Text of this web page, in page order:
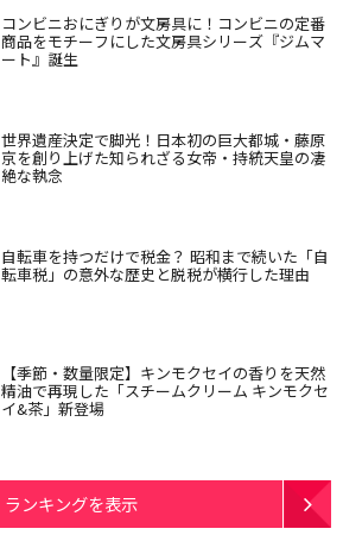
コンビニおにぎりが文房具に！コンビニの定番
商品をモチーフにした文房具シリーズ『ジムマ
ート』誕生
世界遺産決定で脚光！日本初の巨大都城・藤原
京を創り上げた知られざる女帝・持統天皇の凄
絶な執念
自転車を持つだけで税金？ 昭和まで続いた「自
転車税」の意外な歴史と脱税が横行した理由
【季節・数量限定】キンモクセイの香りを天然
精油で再現した「スチームクリーム キンモクセ
イ&茶」新登場
ランキングを表示